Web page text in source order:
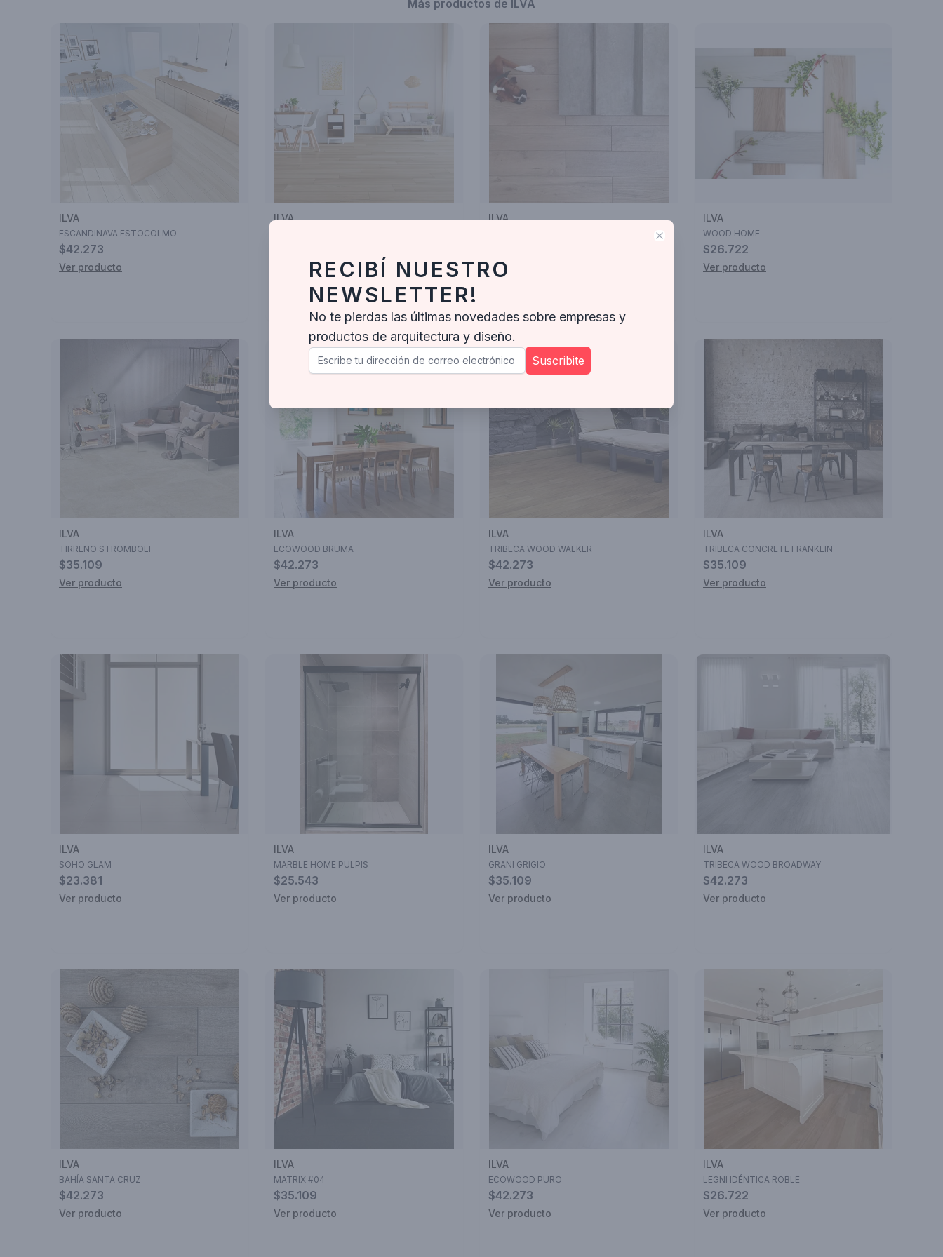
Más productos de ILVA
ILVA
ESCANDINAVA ESTOCOLMO
$42.273
Ver producto
ILVA
Ver producto
ILVA
Ver producto
ILVA
WOOD HOME
$26.722
Ver producto
ILVA
TIRRENO STROMBOLI
$35.109
Ver producto
ILVA
ECOWOOD BRUMA
$42.273
Ver producto
ILVA
TRIBECA WOOD WALKER
$42.273
Ver producto
ILVA
TRIBECA CONCRETE FRANKLIN
$35.109
Ver producto
ILVA
SOHO GLAM
$23.381
Ver producto
ILVA
MARBLE HOME PULPIS
$25.543
Ver producto
ILVA
GRANI GRIGIO
$35.109
Ver producto
ILVA
TRIBECA WOOD BROADWAY
$42.273
Ver producto
ILVA
BAHÍA SANTA CRUZ
$42.273
Ver producto
ILVA
MATRIX #04
$35.109
Ver producto
ILVA
ECOWOOD PURO
$42.273
Ver producto
ILVA
LEGNI IDÉNTICA ROBLE
$26.722
Ver producto
Close
RECIBÍ NUESTRO
NEWSLETTER!
No te pierdas las últimas novedades sobre empresas y
productos de arquitectura y diseño.
Suscribite